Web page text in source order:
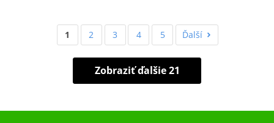
1 2 3 4 5 Ďalší
Zobraziť ďalšie 21